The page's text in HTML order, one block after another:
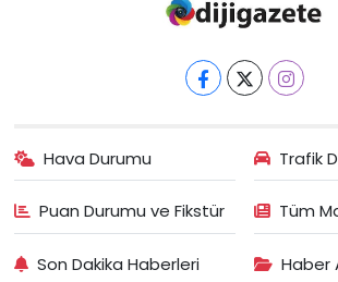
Hava Durumu Trafik
Puan Durumu ve Fikstür Tüm
Son Dakika Haberleri Haber